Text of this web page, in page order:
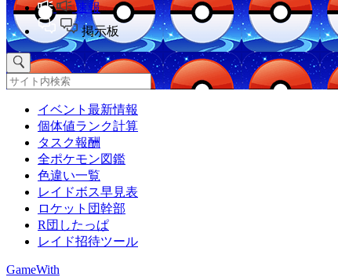
速報
掲示板
イベント最新情報
個体値ランク計算
タスク報酬
全ポケモン図鑑
色違い一覧
レイドボス早見表
ロケット団幹部
R団したっぱ
レイド招待ツール
GameWith